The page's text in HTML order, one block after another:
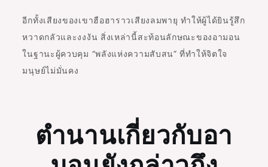
อีกทั้งเสียงของเขาฮือฮาราวเสียงลมพายุ ทำให้ผู้ได้ยินรู้สึก
หวาดกลัวและงงงัน สิ่งเหล่านี้สะท้อนลักษณะของอามอน
ในฐานะผู้ควบคุม “พลังแห่งความสับสน” ที่ทำให้จิตใจ
มนุษย์ไม่มั่นคง
ตำนานเกี่ยวกับอา